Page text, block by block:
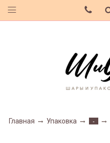
Главная Упаковка -